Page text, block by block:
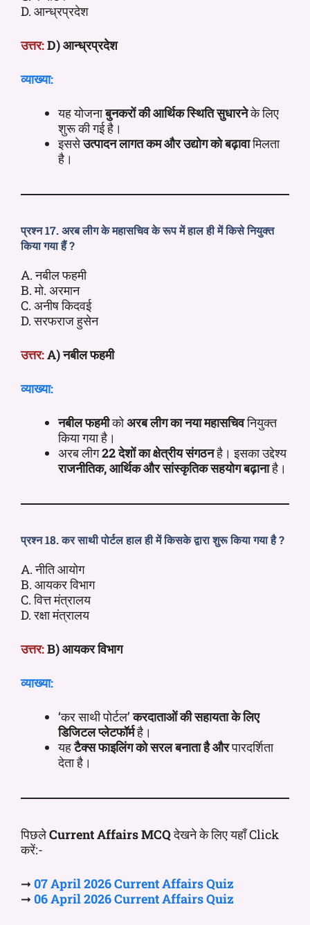
D. आन्ध्रप्रदेश
उत्तर:D) आन्ध्रप्रदेश
व्याख्या:
यह योजनाबुनकरों की आर्थिक स्थिति सुधारनेके लिए
शुरू की गई है।
इससेउत्पादन लागत कम और उद्योग को बढ़ावामिलता
है।
प्रश्न 17. अरब लीग के महासचिव के रूप में हाल ही में किसे नियुक्त
किया गया हैं ?
A. नबील फहमी
B. मो. अरमान
C. अनीष किदवई
D. सरफराज हुसेन
उत्तर:A) नबील फहमी
व्याख्या:
नबील फहमीकोअरब लीग का नया महासचिवनियुक्त
किया गया है।
अरब लीग22 देशों का क्षेत्रीय संगठनहै। इसका उद्देश्य
राजनीतिक, आर्थिक और सांस्कृतिक सहयोग बढ़ानाहै।
प्रश्न 18. कर साथी पोर्टल हाल ही में किसके द्वारा शुरू किया गया है ?
A. नीति आयोग
B. आयकर विभाग
C. वित्त मंत्रालय
D. रक्षा मंत्रालय
उत्तर:B) आयकर विभाग
व्याख्या:
‘कर साथी पोर्टल’करदाताओं की सहायता के लिए
डिजिटल प्लेटफॉर्महै।
यहटैक्स फाइलिंग को सरल बनाता है औरपारदर्शिता
देता है।
पिछलेCurrent Affairs MCQदेखने के लिए यहाँ Click
करें:-
➞ 07 April2026 CurrentAffairsQuiz
➞ 06 April2026 CurrentAffairsQuiz